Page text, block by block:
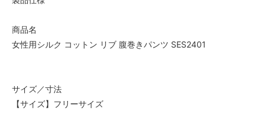
商品名
女性用シルク コットン リブ 腹巻きパンツ SES2401
サイズ／寸法
【サイズ】フリーサイズ